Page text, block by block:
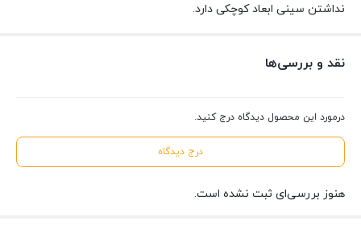
نداشتن سینی ابعاد کوچکی دارد.
نقد و بررسی‌ها
درمورد این محصول دیدگاه درج کنید.
درج دیدگاه
هنوز بررسی‌ای ثبت نشده است.